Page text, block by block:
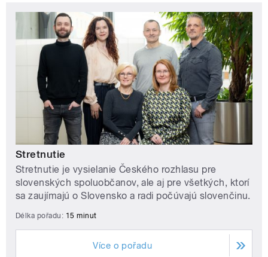
Stretnutie
Stretnutie je vysielanie Českého rozhlasu pre
slovenských spoluobčanov, ale aj pre všetkých, ktorí
sa zaujímajú o Slovensko a radi počúvajú slovenčinu.
Délka pořadu: 15 minut
Více o pořadu